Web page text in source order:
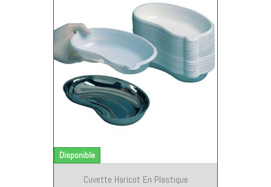
Cuvette Haricot En Plastique
Disponible